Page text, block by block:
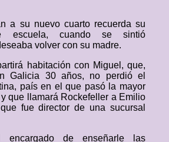
a su nuevo cuarto recuerda su
escuela, cuando se sintió
volver con su madre.
habitación con Miguel, que,
Galicia 30 años, no perdió el
país en el que pasó la mayor
que llamará Rockefeller a Emilio
fue director de una sucursal
encargado de enseñarle las